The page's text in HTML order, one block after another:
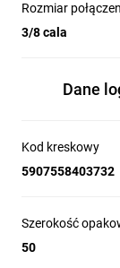
Rozmiar
3/8 cala
Dane
Kod kreskowy
5907558403732
Szerokość
50